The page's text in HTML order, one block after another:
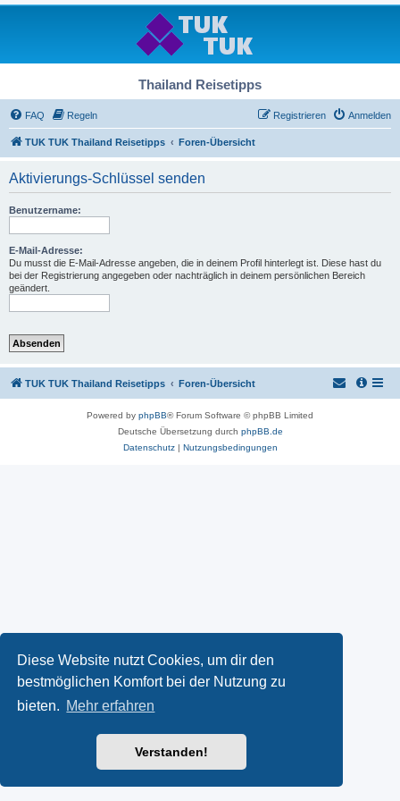
Diese Website nutzt Cookies, um dir den
bestmöglichen Komfort bei der Nutzung zu
bieten. Mehr erfahren
Verstanden!
Thailand Reisetipps
FAQ Regeln Anmelden
Registrieren
TUK TUK Thailand Reisetipps Foren-Übersicht
Aktivierungs-Schlüssel senden
Benutzername:
E-Mail-Adresse:
Du musst die E-Mail-Adresse angeben, die in deinem Profil hinterlegt ist. Diese hast du
bei der Registrierung angegeben oder nachträglich in deinem persönlichen Bereich
geändert.
TUK TUK Thailand Reisetipps Foren-Übersicht
Powered by phpBB® Forum Software © phpBB Limited
Deutsche Übersetzung durch phpBB.de
Datenschutz| Nutzungsbedingungen